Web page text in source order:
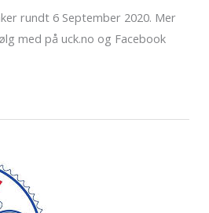
rundt 6 September 2020. Mer
med på uck.no og Facebook